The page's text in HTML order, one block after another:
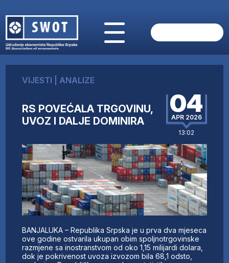
O NAMA
ANALIZE
KOMPANIJE
IZ STRANIH MEDIJA
AKTIVNOSTI
SWOT INTERVJU
UČLANI SE
KONTAKT
VIJESTI ANALIZE
RS POVEĆALA TRGOVINU,
UVOZ I DALJE DOMINIRA
04
APR 2026
13:02
BANJALUKA – Republika Srpska je u prva dva mjeseca
ove godine ostvarila ukupan obim spoljnotrgovinske
razmjene sa inostranstvom od oko 1,15 milijardi dolara,
dok je pokrivenost uvoza izvozom bila 68,1 odsto,